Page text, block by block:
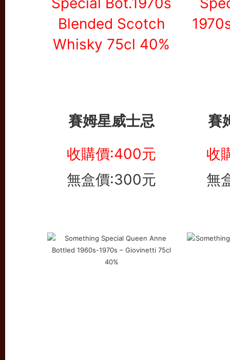
賽姆星威士忌
賽
收購價:400元
無盒價:300元
收
無